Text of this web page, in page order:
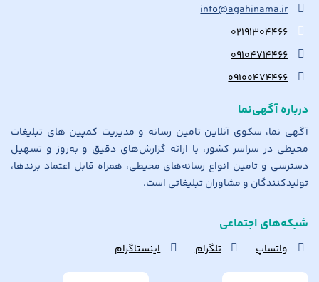
info@agahinama.ir
۰۲۱۹۱۳۰۴۴۶۶
۰۹۱۰۴۷۱۴۴۶۶
۰۹۱۰۰۴۷۴۴۶۶
درباره آگهی‌نما
آگهی نما، سکوی آنلاین تامین رسانه و مدیریت کمپین های تبلیغات
محیطی در سراسر کشور، با ارائه گزارش‌های دقیق و به‌روز و تسهیل
دسترسی و تامین انواع رسانه‌های محیطی، همراه قابل اعتماد برندها،
تولیدکنندگان و مشاوران تبلیغاتی است.
شبکه‌های اجتماعی
واتساپ تلگرام اینستاگرام